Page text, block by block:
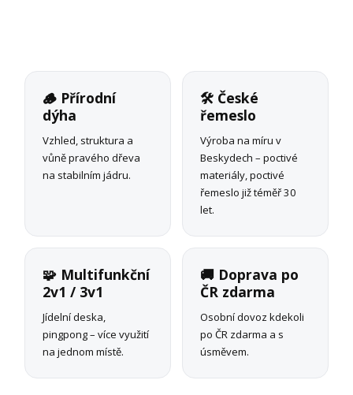
🪵 Přírodní
dýha
Vzhled, struktura a
vůně pravého dřeva
na stabilním jádru.
🛠 České
řemeslo
Výroba na míru v
Beskydech – poctivé
materiály, poctivé
řemeslo již téměř 30
let.
🧩 Multifunkční
2v1 / 3v1
Jídelní deska,
pingpong – více využití
na jednom místě.
🚚 Doprava po
ČR zdarma
Osobní dovoz kdekoli
po ČR zdarma a s
úsměvem.